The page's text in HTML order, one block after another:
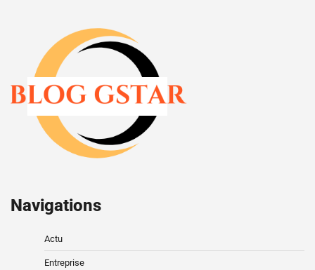
Navigations
Actu
Entreprise